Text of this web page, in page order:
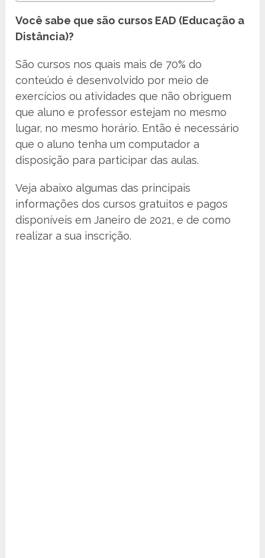
Você sabe que são cursos EAD (Educação a
Distância)?
São cursos nos quais mais de 70% do
conteúdo é desenvolvido por meio de
exercícios ou atividades que não obriguem
que aluno e professor estejam no mesmo
lugar, no mesmo horário. Então é necessário
que o aluno tenha um computador a
disposição para participar das aulas.
Veja abaixo algumas das principais
informações dos cursos gratuitos e pagos
disponíveis em Janeiro de 2021, e de como
realizar a sua inscrição.